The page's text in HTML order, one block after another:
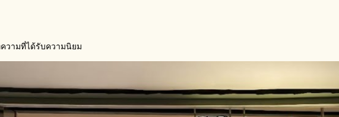
วามที่ได้รับความนิยม